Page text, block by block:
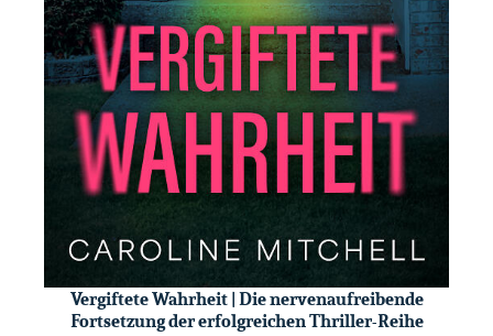
Vergiftete Wahrheit | Die nervenaufreibende
Fortsetzung der erfolgreichen Thriller-Reihe